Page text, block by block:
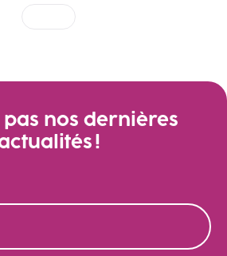
1 2
pas nos dernières
!